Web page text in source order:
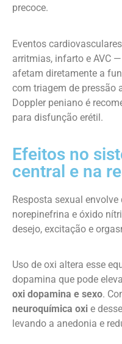
precoce.
Eventos
arritmias, infarto e AVC
afetam diretamente a
com triagem de pressão
Doppler peniano é
para disfunção erétil.
Efeitos no
central e na
Resposta sexual
norepinefrina e óxido
desejo, excitação e
Uso de oxi altera esse
dopamina que pode
oxi dopamina e sexo.
neuroquímica oxi e
levando a anedonia e